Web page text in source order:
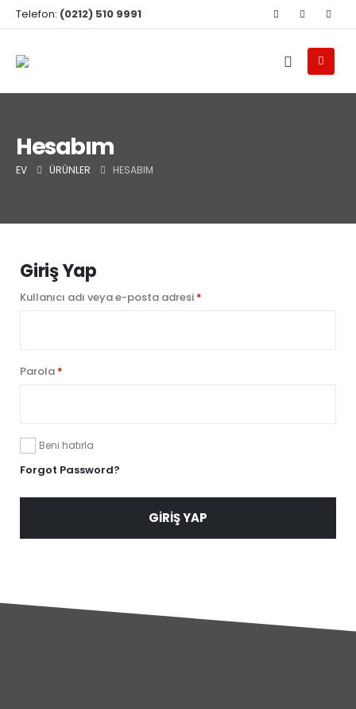
Telefon: (0212) 510 9991
Hesabım
EV ÜRÜNLER HESABIM
Giriş Yap
Kullanıcı adı veya e-posta adresi *
Parola *
Beni hatırla
Forgot Password?
GIRIŞ YAP